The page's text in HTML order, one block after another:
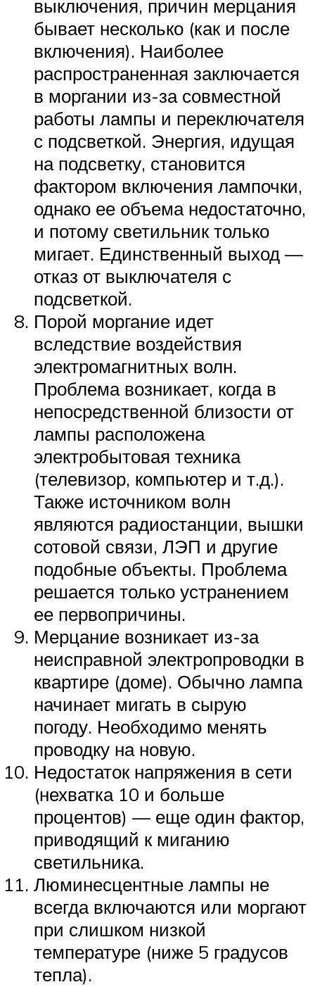
выключения, причин мерцания
бывает несколько (как и после
включения). Наиболее
распространенная заключается
в моргании из-за совместной
работы лампы и переключателя
с подсветкой. Энергия, идущая
на подсветку, становится
фактором включения лампочки,
однако ее объема недостаточно,
и потому светильник только
мигает. Единственный выход —
отказ от выключателя с
подсветкой.
Порой моргание идет
вследствие воздействия
электромагнитных волн.
Проблема возникает, когда в
непосредственной близости от
лампы расположена
электробытовая техника
(телевизор, компьютер и т.д.).
Также источником волн
являются радиостанции, вышки
сотовой связи, ЛЭП и другие
подобные объекты. Проблема
решается только устранением
ее первопричины.
Мерцание возникает из-за
неисправной электропроводки в
квартире (доме). Обычно лампа
начинает мигать в сырую
погоду. Необходимо менять
проводку на новую.
Недостаток напряжения в сети
(нехватка 10 и больше
процентов) — еще один фактор,
приводящий к миганию
светильника.
Люминесцентные лампы не
всегда включаются или моргают
при слишком низкой
температуре (ниже 5 градусов
тепла).